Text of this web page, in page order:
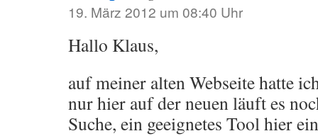
19. März 2012 um 08:40 Uhr
Hallo Klaus,
auf meiner alten Webseite hatte
nur hier auf der neuen läuft es
Suche, ein geeignetes Tool hier